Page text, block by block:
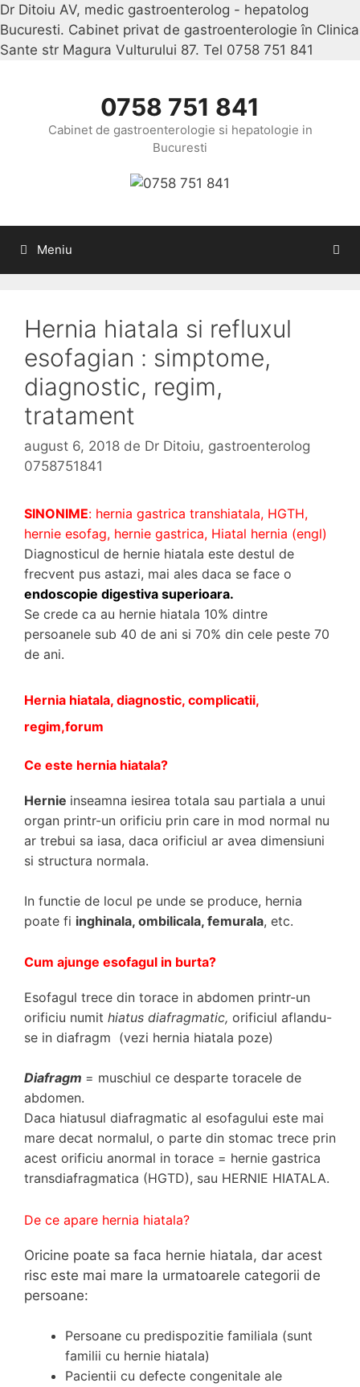
Dr Ditoiu AV, medic gastroenterolog - hepatolog
Bucuresti. Cabinet privat de gastroenterologie în Clinica
Sante str Magura Vulturului 87. Tel 0758 751 841
0758 751 841
Cabinet de gastroenterologie si hepatologie in
Bucuresti
Meniu
Hernia hiatala si refluxul
esofagian : simptome,
diagnostic, regim,
tratament
august 6, 2018 de Dr Ditoiu, gastroenterolog
0758751841
SINONIME: hernia gastrica transhiatala, HGTH,
hernie esofag, hernie gastrica, Hiatal hernia (engl)
Diagnosticul de hernie hiatala este destul de
frecvent pus astazi, mai ales daca se face o
endoscopie digestiva superioara.
Se crede ca au hernie hiatala 10% dintre
persoanele sub 40 de ani si 70% din cele peste 70
de ani.
Hernia hiatala, diagnostic, complicatii,
regim,forum
Ce este hernia hiatala?
Hernie inseamna iesirea totala sau partiala a unui
organ printr-un orificiu prin care in mod normal nu
ar trebui sa iasa, daca orificiul ar avea dimensiuni
si structura normala.
In functie de locul pe unde se produce, hernia
poate fi inghinala, ombilicala, femurala, etc.
Cum ajunge esofagul in burta?
Esofagul trece din torace in abdomen printr-un
orificiu numit hiatus diafragmatic, orificiul aflandu-
se in diafragm (vezi hernia hiatala poze)
Diafragm = muschiul ce desparte toracele de
abdomen.
Daca hiatusul diafragmatic al esofagului este mai
mare decat normalul, o parte din stomac trece prin
acest orificiu anormal in torace = hernie gastrica
transdiafragmatica (HGTD), sau HERNIE HIATALA.
De ce apare hernia hiatala?
Oricine poate sa faca hernie hiatala, dar acest
risc este mai mare la urmatoarele categorii de
persoane:
Persoane cu predispozitie familiala (sunt
familii cu hernie hiatala)
Pacientii cu defecte congenitale ale